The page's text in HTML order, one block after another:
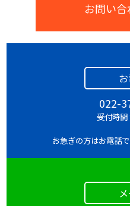
お問い
022-
受付時間
お急ぎの方はお電話